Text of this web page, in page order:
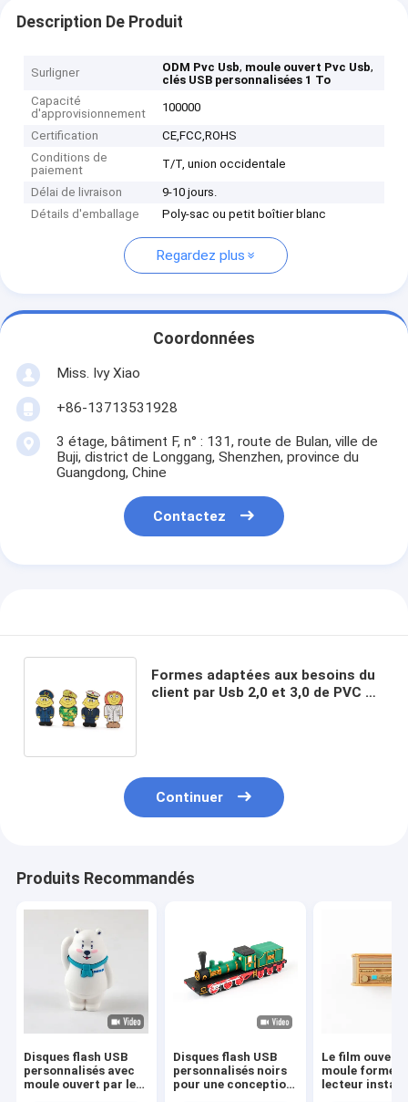
Description De Produit
Surligner ODM Pvc Usb, moule ouvert Pvc Usb,
clés USB personnalisées 1 To
Capacité
d'approvisionnement
100000
Certification
CE,FCC,ROHS
Conditions de
paiement
T/T, union occidentale
Délai de livraison
9-10 jours.
Détails d'emballage
Poly-sac ou petit boîtier blanc
Regardez plus
Coordonnées
Miss. Ivy Xiao
+86-13713531928
3 étage, bâtiment F, n° : 131, route de Bulan, ville de
Buji, district de Longgang, Shenzhen, province du
Guangdong, Chine
Contactez
Formes adaptées aux besoins du
client par Usb 2,0 et 3,0 de PVC de
Continuer
Produits Recommandés
Disques flash USB
personnalisés avec
moule ouvert par le
Disques flash USB
personnalisés noirs
pour une conception
Le film ouvert
moule forme
lecteur